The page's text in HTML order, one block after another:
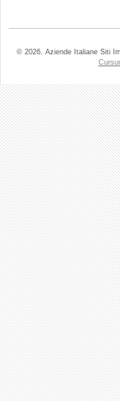
© 2026. Aziende Italiane Siti